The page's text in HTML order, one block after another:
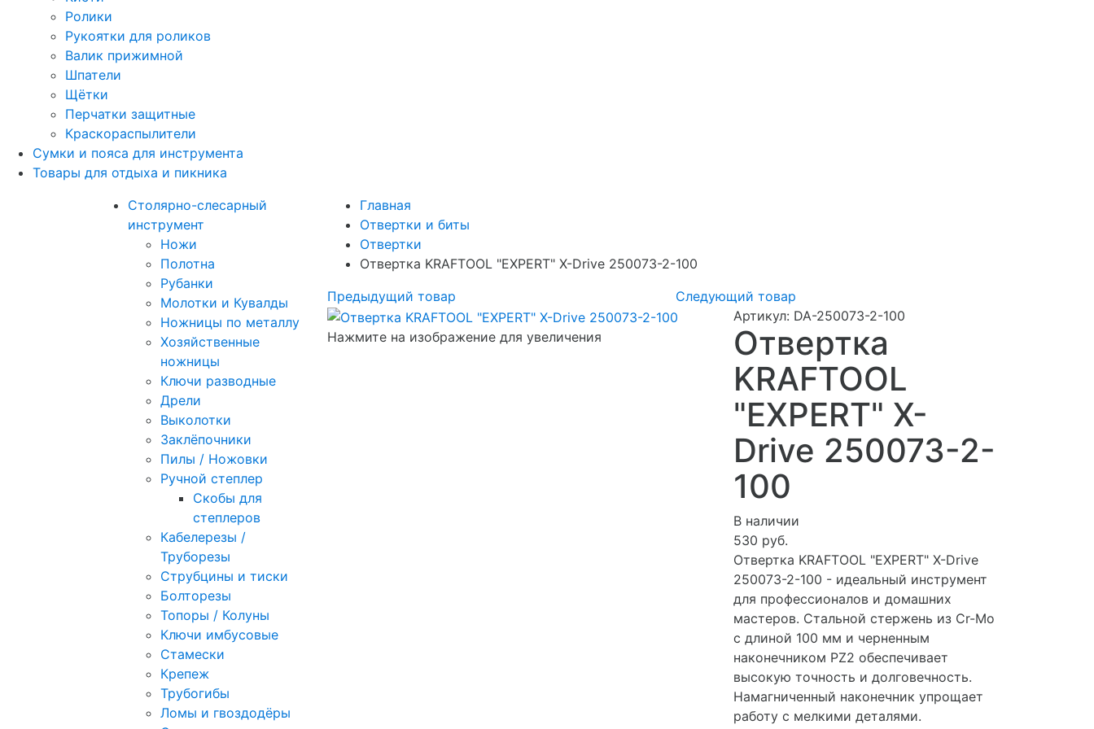
Ролики
Рукоятки для роликов
Валик прижимной
Шпатели
Щётки
Перчатки защитные
Краскораспылители
Сумки и пояса для инструмента
Товары для отдыха и пикника
Столярно-слесарный
инструмент
Ножи
Полотна
Рубанки
Молотки и Кувалды
Ножницы по металлу
Хозяйственные
ножницы
Ключи разводные
Дрели
Выколотки
Заклёпочники
Пилы / Ножовки
Ручной степлер
Скобы для
степлеров
Кабелерезы /
Труборезы
Струбцины и тиски
Болторезы
Топоры / Колуны
Ключи имбусовые
Стамески
Крепеж
Трубогибы
Ломы и гвоздодёры
Главная
Отвертки и биты
Отвертки
Отвертка KRAFTOOL "EXPERT" X-Drive 250073-2-100
Предыдущий товар
Следующий товар
Нажмите на изображение для увеличения
Артикул: DA-250073-2-100
Отвертка
KRAFTOOL
"EXPERT" X-
Drive 250073-2-
100
В наличии
530 руб.
Отвертка KRAFTOOL "EXPERT" X-Drive
250073-2-100 - идеальный инструмент
для профессионалов и домашних
мастеров. Стальной стержень из Cr-Mo
с длиной 100 мм и черненным
наконечником PZ2 обеспечивает
высокую точность и долговечность.
Намагниченный наконечник упрощает
работу с мелкими деталями.